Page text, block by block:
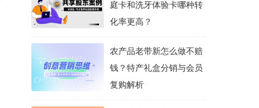
庭卡和洗牙体验卡哪种转
化率更高？
农产品老带新怎么做不赔
钱？特产礼盒分销与会员
复购解析